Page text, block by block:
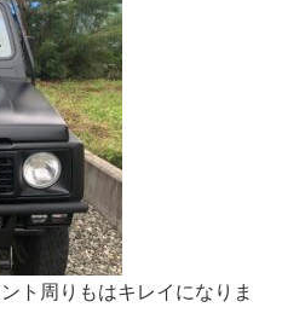
ト周りもはキレイになりま